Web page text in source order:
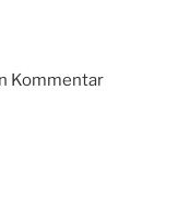
Kommentar